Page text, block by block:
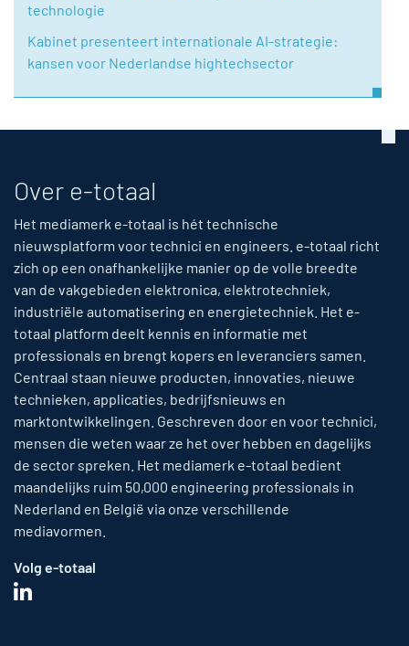
technologie
Kabinet presenteert internationale AI-strategie:
kansen voor Nederlandse hightechsector
Over e-totaal
Het mediamerk e-totaal is hét technische
nieuwsplatform voor technici en engineers. e-totaal richt
zich op een onafhankelijke manier op de volle breedte
van de vakgebieden elektronica, elektrotechniek,
industriële automatisering en energietechniek. Het e-
totaal platform deelt kennis en informatie met
professionals en brengt kopers en leveranciers samen.
Centraal staan nieuwe producten, innovaties, nieuwe
technieken, applicaties, bedrijfsnieuws en
marktontwikkelingen. Geschreven door en voor technici,
mensen die weten waar ze het over hebben en dagelijks
de sector spreken. Het mediamerk e-totaal bedient
maandelijks ruim 50,000 engineering professionals in
Nederland en België via onze verschillende
mediavormen.
Volg e-totaal